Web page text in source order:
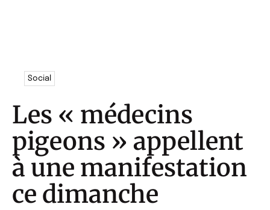
Social
Les « médecins
pigeons » appellent
à une manifestation
ce dimanche